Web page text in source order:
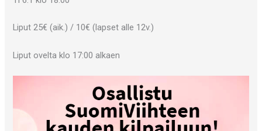
Liput 25€ (aik.) / 10€ (lapset alle 12v.)
Liput ovelta klo 17:00 alkaen